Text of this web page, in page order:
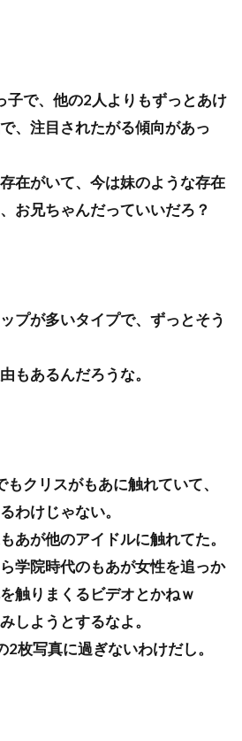
子で、他の2人よりもずっとあけ
、注目されたがる傾向があっ
在がいて、今は妹のような存在
お兄ちゃんだっていいだろ？
プが多いタイプで、ずっとそう
もあるんだろうな。
もクリスがもあに触れていて、
わけじゃない。
あが他のアイドルに触れてた。
学院時代のもあが女性を追っか
触りまくるビデオとかねｗ
しようとするなよ。
2枚写真に過ぎないわけだし。